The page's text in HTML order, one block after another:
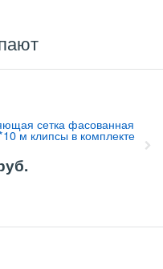
сетка фасованная
м клипсы в комплекте